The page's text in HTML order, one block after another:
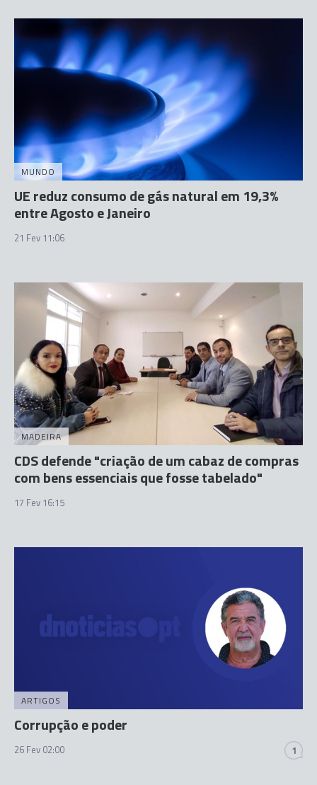
MUNDO
UE reduz consumo de gás natural em 19,3%
entre Agosto e Janeiro
21 Fev 11:06
MADEIRA
CDS defende "criação de um cabaz de compras
com bens essenciais que fosse tabelado"
17 Fev 16:15
ARTIGOS
Corrupção e poder
26 Fev 02:00 1